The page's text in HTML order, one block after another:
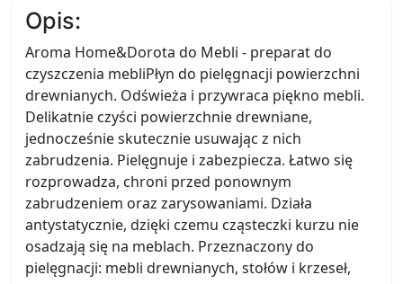
Opis:
Aroma Home&Dorota do Mebli - preparat do
czyszczenia mebliPłyn do pielęgnacji powierzchni
drewnianych. Odświeża i przywraca piękno mebli.
Delikatnie czyści powierzchnie drewniane,
jednocześnie skutecznie usuwając z nich
zabrudzenia. Pielęgnuje i zabezpiecza. Łatwo się
rozprowadza, chroni przed ponownym
zabrudzeniem oraz zarysowaniami. Działa
antystatycznie, dzięki czemu cząsteczki kurzu nie
osadzają się na meblach. Przeznaczony do
pielęgnacji: mebli drewnianych, stołów i krzeseł,